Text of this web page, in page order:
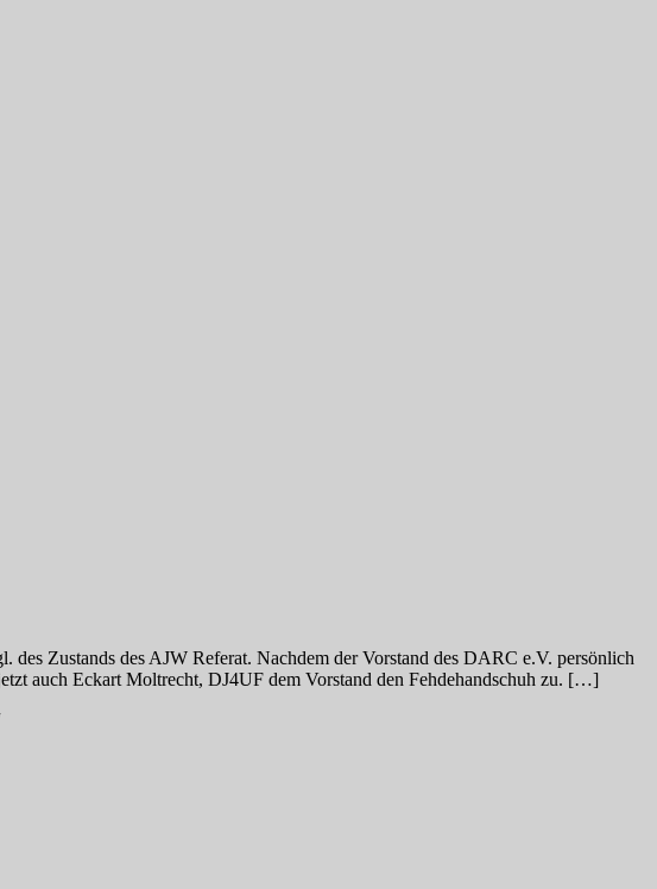
Zustands des AJW Referat. Nachdem der Vorstand des DARC e.V. persönlich
auch Eckart Moltrecht, DJ4UF dem Vorstand den Fehdehandschuh zu. […]